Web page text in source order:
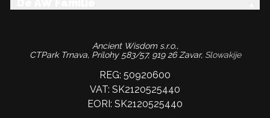
Ancient Wisdom s.r.o.,
CTPark Trnava, Prílohy 583/57, 919 26 Zavar, Slowakije
REG: 50920600
VAT: SK2120525440
EORI: SK2120525440